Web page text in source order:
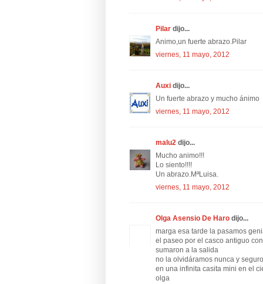
Pilar dijo...
Animo,un fuerte abrazo.Pilar
viernes, 11 mayo, 2012
Auxi dijo...
Un fuerte abrazo y mucho ánimo
viernes, 11 mayo, 2012
malu2 dijo...
Mucho animo!!!
Lo siento!!!!
Un abrazo.MªLuisa.
viernes, 11 mayo, 2012
Olga Asensio De Haro dijo...
marga esa tarde la pasamos
el paseo por el casco antiguo
sumaron a la salida
no la olvidáramos nunca y
en una infinita casita mini en el
olga